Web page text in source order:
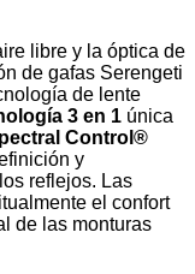
libre y la óptica de
de gafas Serengeti
de lente
3 en 1 única
Control®
y
reflejos. Las
el confort
de las monturas